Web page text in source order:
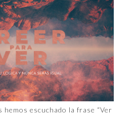
escuchado la frase “Ver